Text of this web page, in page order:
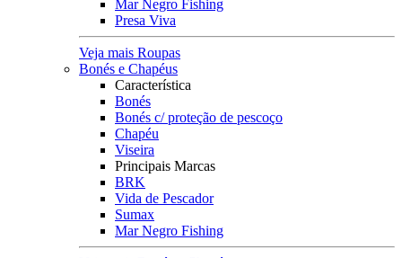
Mar Negro Fishing
Presa Viva
Veja mais Roupas
Bonés e Chapéus
Característica
Bonés
Bonés c/ proteção de pescoço
Chapéu
Viseira
Principais Marcas
BRK
Vida de Pescador
Sumax
Mar Negro Fishing